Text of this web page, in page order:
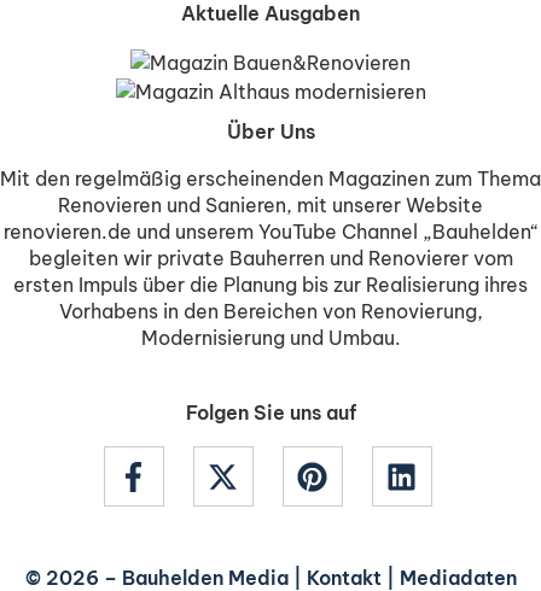
Aktuelle Ausgaben
Über Uns
Mit den regelmäßig erscheinenden Magazinen zum Thema
Renovieren und Sanieren, mit unserer Website
renovieren.de und unserem YouTube Channel „Bauhelden“
begleiten wir private Bauherren und Renovierer vom
ersten Impuls über die Planung bis zur Realisierung ihres
Vorhabens in den Bereichen von Renovierung,
Modernisierung und Umbau.
Folgen Sie uns auf
© 2026 – Bauhelden Media| Kontakt| Mediadaten